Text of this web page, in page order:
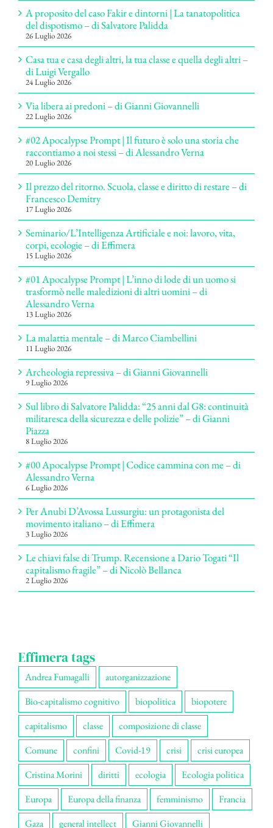
A proposito del caso Fakir e dintorni | La tanatopolitica
del dispotismo – di Salvatore Palidda
26 Luglio 2026
Casa tua e casa degli altri, la tua classe e quella degli altri –
di Luigi Vergallo
24 Luglio 2026
Via libera ai predoni – di Gianni Giovannelli
22 Luglio 2026
#02 Apocalypse Prompt | Il futuro è solo una storia che
raccontiamo a noi stessi – di Alessandro Verna
20 Luglio 2026
Il prezzo del ritorno. Scuola, classe e diritto di restare – di
Francesco Demitry
17 Luglio 2026
Seminario/L’Intelligenza Artificiale e noi: lavoro, vita,
corpi, ecologie – di Effimera
15 Luglio 2026
#01 Apocalypse Prompt | L’inno di lode di un uomo si
trasformò nelle maledizioni di altri uomini – di
Alessandro Verna
13 Luglio 2026
La malattia mentale – di Marco Ciambellini
11 Luglio 2026
Archeologia repressiva – di Gianni Giovannelli
9 Luglio 2026
Sul libro di Salvatore Palidda: “25 anni dal G8: continuità
militaresca della sicurezza e delle polizie” – di Gianni
Piazza
8 Luglio 2026
#00 Apocalypse Prompt | Codice cammina con me – di
Alessandro Verna
6 Luglio 2026
Per Anubi D’Avossa Lussurgiu: un protagonista del
movimento italiano – di Effimera
3 Luglio 2026
Le chiavi false di Trump. Recensione a Dario Togati “Il
capitalismo fragile” – di Nicolò Bellanca
2 Luglio 2026
Effimera tags
Andrea Fumagalli
autorganizzazione
Bio-capitalismo cognitivo
biopolitica
biopotere
capitalismo
classe
composizione di classe
Comune
confini Covid-19 crisi
crisi europea
Cristina Morini
diritti ecologia
Ecologia politica
Europa
Europa della finanza femminismo
Francia
Gaza
general intellect Gianni Giovannelli